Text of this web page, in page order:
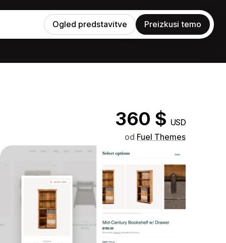
Ogled predstavitve Preizkusi temo
360 $ USD
od Fuel Themes